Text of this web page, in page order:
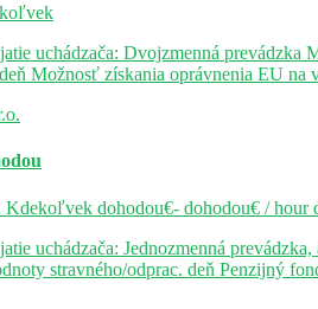
uchádzača: Dvojzmenná prevádzka
Možnosť získania oprávnenia EU
Kdekoľvek dohodou€- dohodou€ / hour
uchádzača: Jednozmenná
stravného/odprac. deň Penzijný